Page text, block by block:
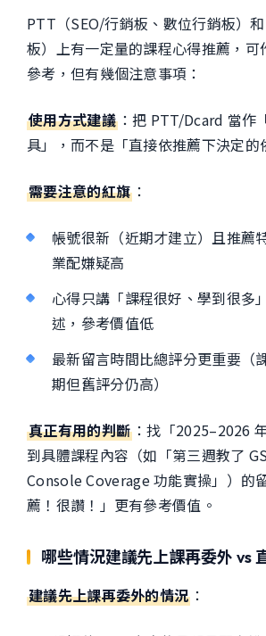
PTT（SEO/行銷板、數位行銷板）
板）上有一定量的課程心得推薦，可
參考，但有幾個注意事項：
使用方式建議：把 PTT/Dcard 當作
具」，而不是「直接依推薦下決定的
需要注意的紅旗 ：
帳號很新（近期才建立）且推薦
業配嫌疑高
心得只講「課程很好、學到很多
述，參考價值低
最新留言時間比總評分更重要（
期但舊評分仍高）
真正有用的判斷 ：找「2025–2026
到具體課程內容（如「第三週教了
Console Coverage 功能實操」）的
薦！很讚！」更有參考價值。
哪些情況建議先上課再委外 vs
建議先上課再委外的情況 ：